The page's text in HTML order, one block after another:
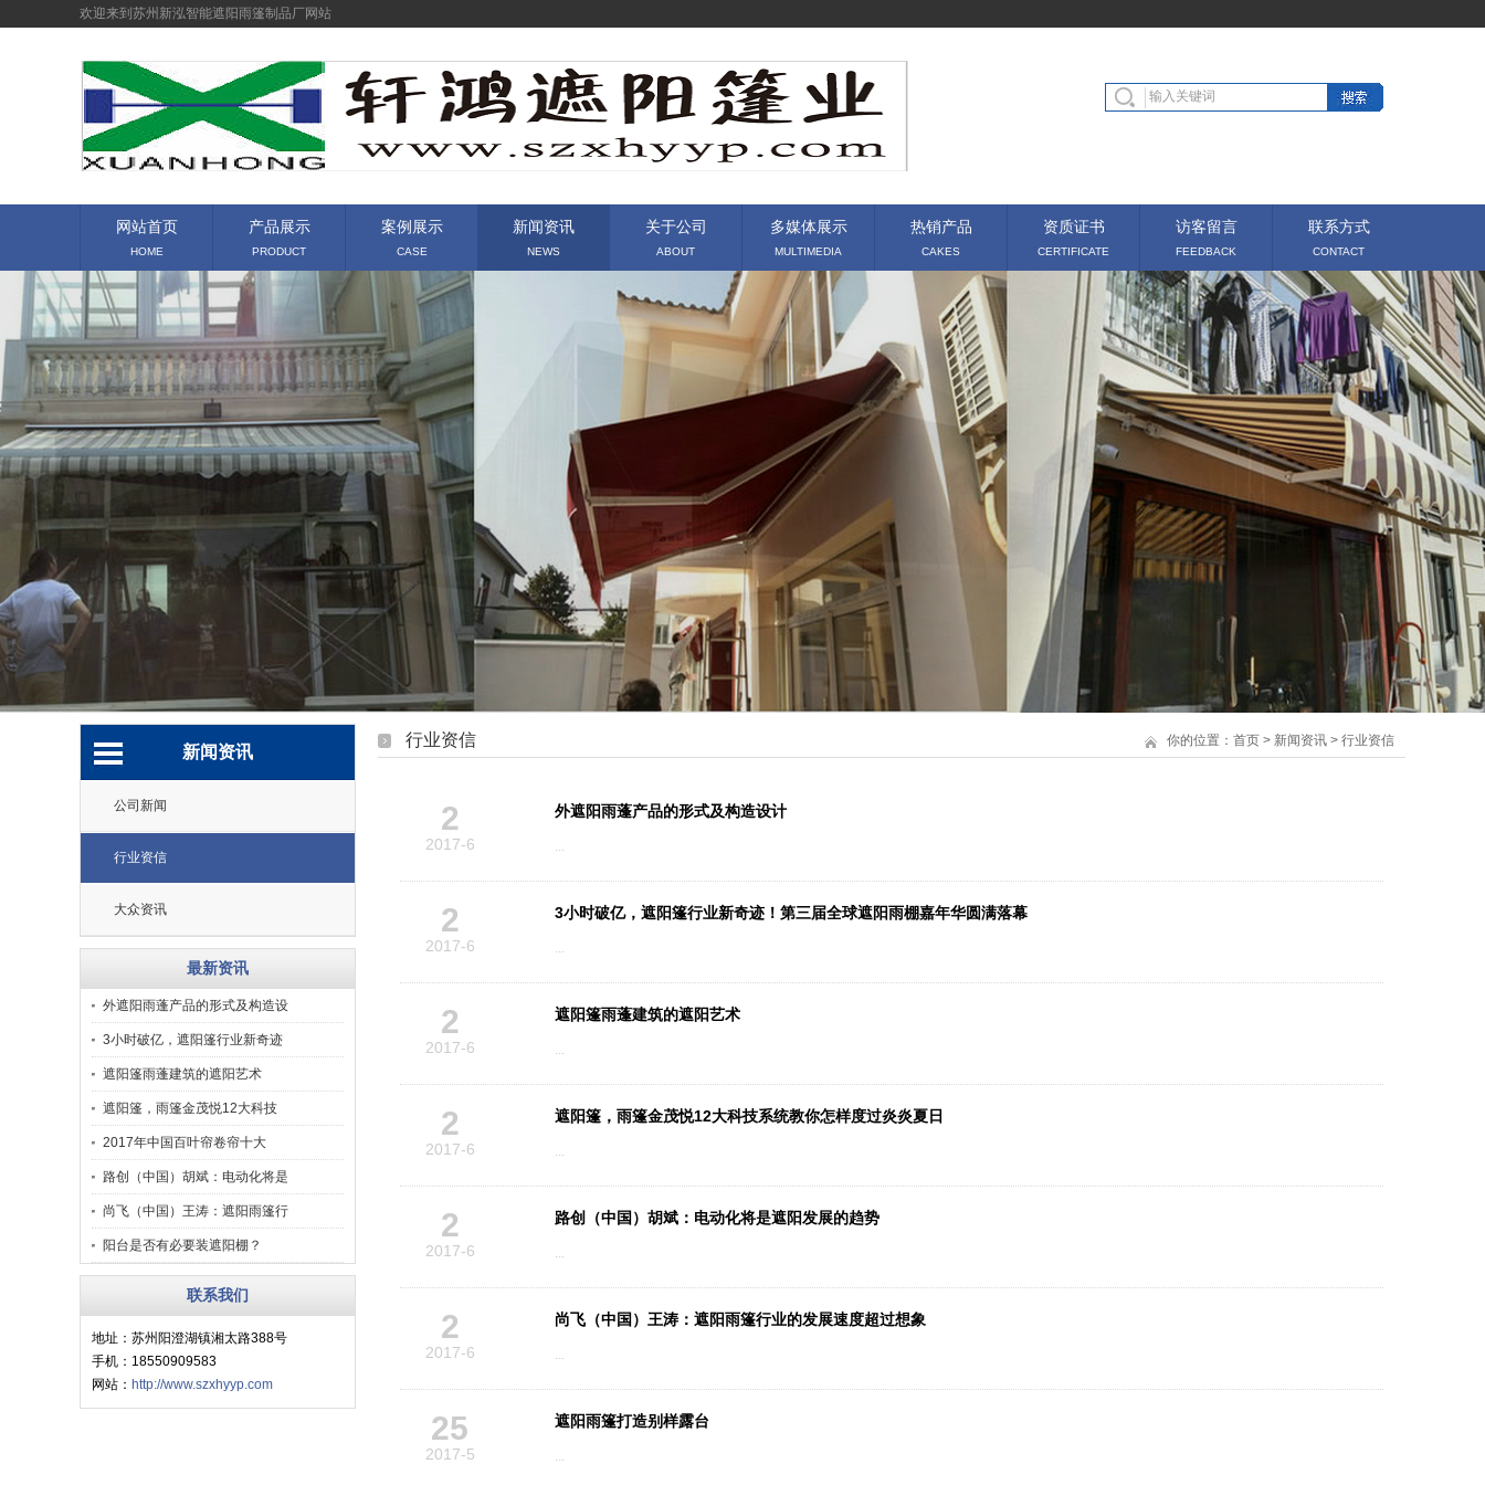
欢迎来到苏州新泓智能遮阳雨篷制品厂网站
网站首页
HOME
产品展示
PRODUCT
案例展示
CASE
新闻资讯
NEWS
关于公司
ABOUT
多媒体展示
MULTIMEDIA
热销产品
CAKES
资质证书
CERTIFICATE
访客留言
FEEDBACK
联系方式
CONTACT
新闻资讯
公司新闻
行业资信
大众资讯
最新资讯
外遮阳雨蓬产品的形式及构造设
3小时破亿，遮阳篷行业新奇迹
遮阳篷雨蓬建筑的遮阳艺术
遮阳篷，雨篷金茂悦12大科技
2017年中国百叶帘卷帘十大
路创（中国）胡斌：电动化将是
尚飞（中国）王涛：遮阳雨篷行
阳台是否有必要装遮阳棚？
联系我们
地址：苏州阳澄湖镇湘太路388号
手机：18550909583
网站： http://www.szxhyyp.com
行业资信 你的位置： 首页 > 新闻资讯 > 行业资信
2
2017-6
外遮阳雨蓬产品的形式及构造设计
...
2
2017-6
3小时破亿，遮阳篷行业新奇迹！第三届全球遮阳雨棚嘉年华圆满落幕
...
2
2017-6
遮阳篷雨蓬建筑的遮阳艺术
...
2
2017-6
遮阳篷，雨篷金茂悦12大科技系统教你怎样度过炎炎夏日
...
2
2017-6
路创（中国）胡斌：电动化将是遮阳发展的趋势
...
2
2017-6
尚飞（中国）王涛：遮阳雨篷行业的发展速度超过想象
...
25
2017-5
遮阳雨篷打造别样露台
...